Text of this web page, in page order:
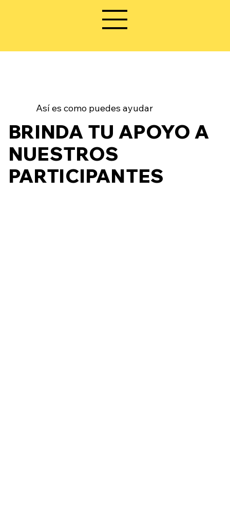
Así es como puedes ayudar
BRINDA TU APOYO A
NUESTROS
PARTICIPANTES